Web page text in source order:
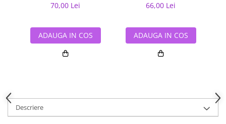
70,00 Lei
ADAUGA IN COS
66,00 Lei
ADAUGA IN COS
Descriere